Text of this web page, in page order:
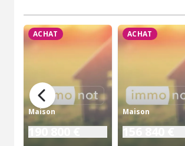
ACHAT
Maison
ACHAT
Maison